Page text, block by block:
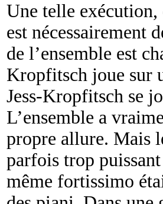
Une telle exécution,
est nécessairement
de l’ensemble est
Kropfitsch joue sur
Jess-Kropfitsch se
L’ensemble a
propre allure. Mais
parfois trop
même fortissimo